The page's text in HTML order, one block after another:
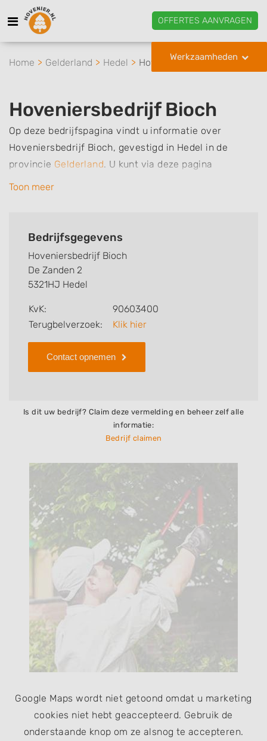
OFFERTES AANVRAGEN
Werkzaamheden
Home Gelderland Hedel Hoveniersbedrijf Bioch
Hoveniersbedrijf Bioch
Op deze bedrijfspagina vindt u informatie over
Hoveniersbedrijf Bioch, gevestigd in Hedel in de
provincie Gelderland. U kunt via deze pagina
eenvoudig contact met het bedrijf opnemen door te
kunt u snel zien welke zaken Hoveniersbedrijf Bioch
of review achterlaten als u al ervaring heeft met dit
bedrijf.
Zoekt u een ander bedrijf? Bekijk dan andere
hoveniers en bedrijven inHedel
Toon meer
Bedrijfsgegevens
Hoveniersbedrijf Bioch
De Zanden 2
5321HJ Hedel
KvK:
90603400
Terugbelverzoek:
Klik hier
Contact opnemen
Is dit uw bedrijf? Claim deze vermelding en beheer zelf alle
informatie:
Bedrijf claimen
Google Maps wordt niet getoond omdat u marketing
cookies niet hebt geaccepteerd. Gebruik de
onderstaande knop om ze alsnog te accepteren.